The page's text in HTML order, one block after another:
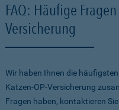
FAQ: Häufige
Versicherung
Wir haben Ihnen die
Katzen-OP-Versicherung
Fragen haben, kontaktieren